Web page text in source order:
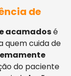
de
acamadosé
quem cuida de
do paciente